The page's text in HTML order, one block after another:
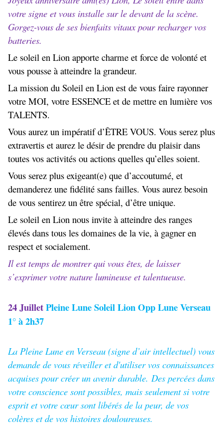
votre signe et vous installe sur le devant de la scène.
Gorgez-vous de ses bienfaits vitaux pour recharger vos
batteries.
Le soleil en Lion apporte charme et force de volonté et
vous pousse à atteindre la grandeur.
La mission du Soleil en Lion est de vous faire rayonner
votre MOI, votre ESSENCE et de mettre en lumière vos
TALENTS.
Vous aurez un impératif d’ÊTRE VOUS. Vous serez plus
extravertis et aurez le désir de prendre du plaisir dans
toutes vos activités ou actions quelles qu’elles soient.
Vous serez plus exigeant(e) que d’accoutumé, et
demanderez une fidélité sans failles. Vous aurez besoin
de vous sentirez un être spécial, d’être unique.
Le soleil en Lion nous invite à atteindre des ranges
élevés dans tous les domaines de la vie, à gagner en
respect et socialement.
Il est temps de montrer qui vous êtes, de laisser
s’exprimer votre nature lumineuse et talentueuse.
24 JuilletPleine Lune Soleil Lion Opp Lune Verseau
1° à 2h37
La Pleine Lune en Verseau (signe d’air intellectuel) vous
demande de vous réveiller et d'utiliser vos connaissances
acquises pour créer un avenir durable. Des percées dans
votre conscience sont possibles, mais seulement si votre
esprit et votre cœur sont libérés de la peur, de vos
colères et de vos histoires douloureuses.